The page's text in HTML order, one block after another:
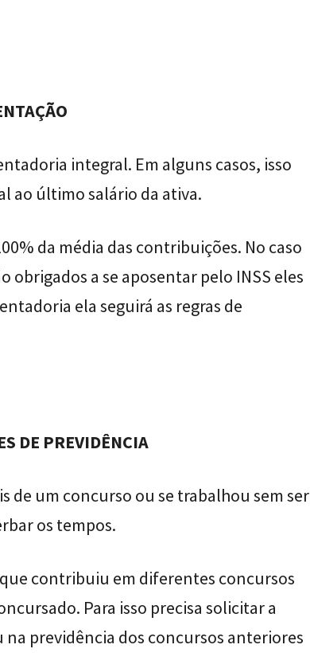
integral. Em alguns casos, isso
ao último salário da ativa.
da média das contribuições. No caso
obrigados a se aposentar pelo INSS eles
ela seguirá as regras de
DE PREVIDÊNCIA
de um concurso ou se trabalhou sem ser
os tempos.
contribuiu em diferentes concursos
Para isso precisa solicitar a
previdência dos concursos anteriores